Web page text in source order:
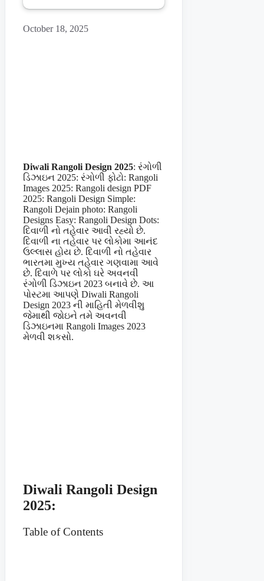
October 18, 2025
Diwali Rangoli Design 2025: રંગોળી
ડિઝાઇન 2025: રંગોળી ફોટો: Rangoli
Images 2025: Rangoli design PDF
2025: Rangoli Design Simple:
Rangoli Dejain photo: Rangoli
Designs Easy: Rangoli Design Dots:
દિવાળી નો તહેવાર આવી રહ્યો છે.
દિવાળી ના તહેવાર પર લોકોમા આનંદ
ઉલ્લાસ હોય છે. દિવાળી નો તહેવાર
ભારતમા મુખ્ય તહેવાર ગણવામા આવે
છે. દિવાળે પર લોકો ઘરે અવનવી
રંગોળી ડિઝાઇન 2023 બનાવે છે. આ
પોસ્ટમા આપણે Diwali Rangoli
Design 2023 ની માહિતી મેળવીશુ
જેમાથી જોઇને તમે અવનવી
ડિઝાઇનમા Rangoli Images 2023
મેળવી શકસો.
Diwali Rangoli Design
2025:
Table of Contents